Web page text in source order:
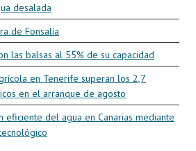
desalada
de Fonsalía
las balsas al 55% de su capacidad
en Tenerife superan los 2,7
en el arranque de agosto
eficiente del agua en Canarias mediante